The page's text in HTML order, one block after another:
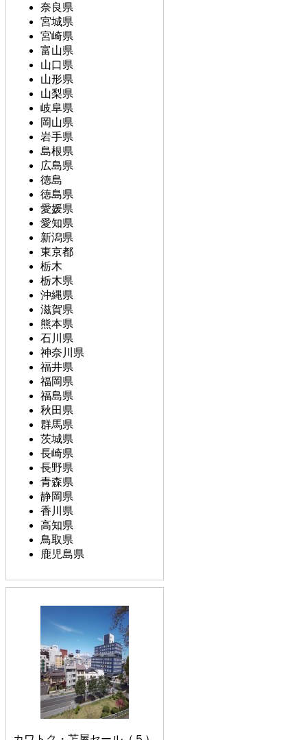
奈良県
宮城県
宮崎県
富山県
山口県
山形県
山梨県
岐阜県
岡山県
岩手県
島根県
広島県
徳島
徳島県
愛媛県
愛知県
新潟県
東京都
栃木
栃木県
沖縄県
滋賀県
熊本県
石川県
神奈川県
福井県
福岡県
福島県
秋田県
群馬県
茨城県
長崎県
長野県
青森県
静岡県
香川県
高知県
鳥取県
鹿児島県